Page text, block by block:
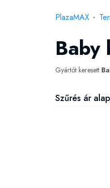
PlazaMAX
Baby
Gyártót keresett
Szűrés ár